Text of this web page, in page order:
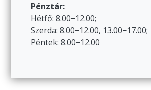
Pénztár:
Hétfő: 8.00−12.00;
Szerda: 8.00−12.00, 13.00−17.00;
Péntek: 8.00−12.00